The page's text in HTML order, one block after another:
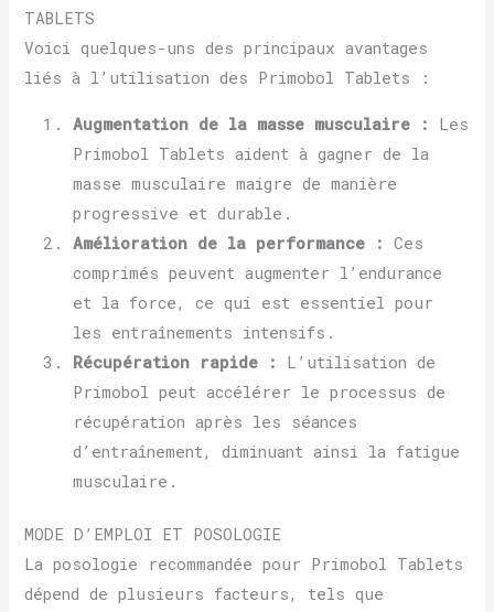
TABLETS
Voici quelques-uns des principaux avantages
liés à l’utilisation des Primobol Tablets :
Augmentation de la masse musculaire :
Les
Primobol Tablets aident à gagner de la
masse musculaire maigre de manière
progressive et durable.
Amélioration de la performance : Ces
comprimés peuvent augmenter l’endurance
et la force, ce qui est essentiel pour
les entraînements intensifs.
Récupération rapide :
L’utilisation de
Primobol peut accélérer le processus de
récupération après les séances
d’entraînement, diminuant ainsi la fatigue
musculaire.
MODE D’EMPLOI ET POSOLOGIE
La posologie recommandée pour Primobol Tablets
dépend de plusieurs facteurs, tels que